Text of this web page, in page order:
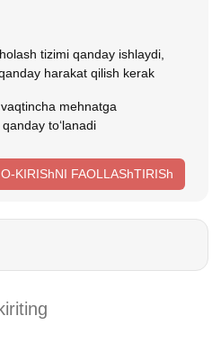
tizimi qanday ishlaydi,
harakat qilish kerak
mehnatga
toʻlanadi
KIRIShNI FAOLLAShTIRISh